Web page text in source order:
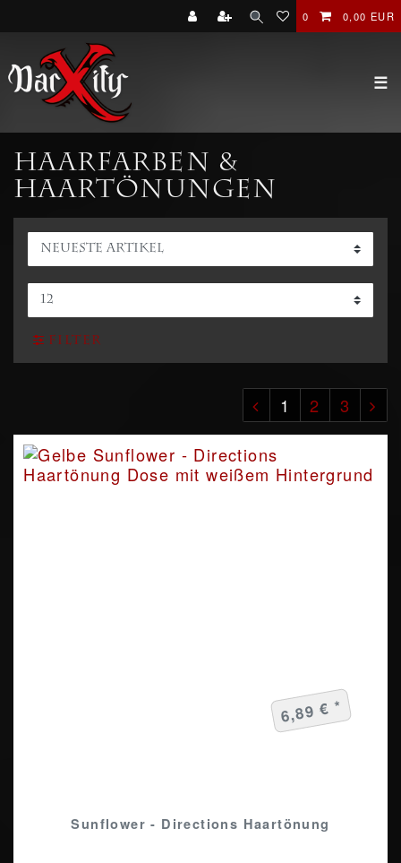
0 0,00 EUR
☰
Haarfarben &
Haartönungen
Filter
1 2 3
Sunflower - Directions Haartönung
6,89 € *